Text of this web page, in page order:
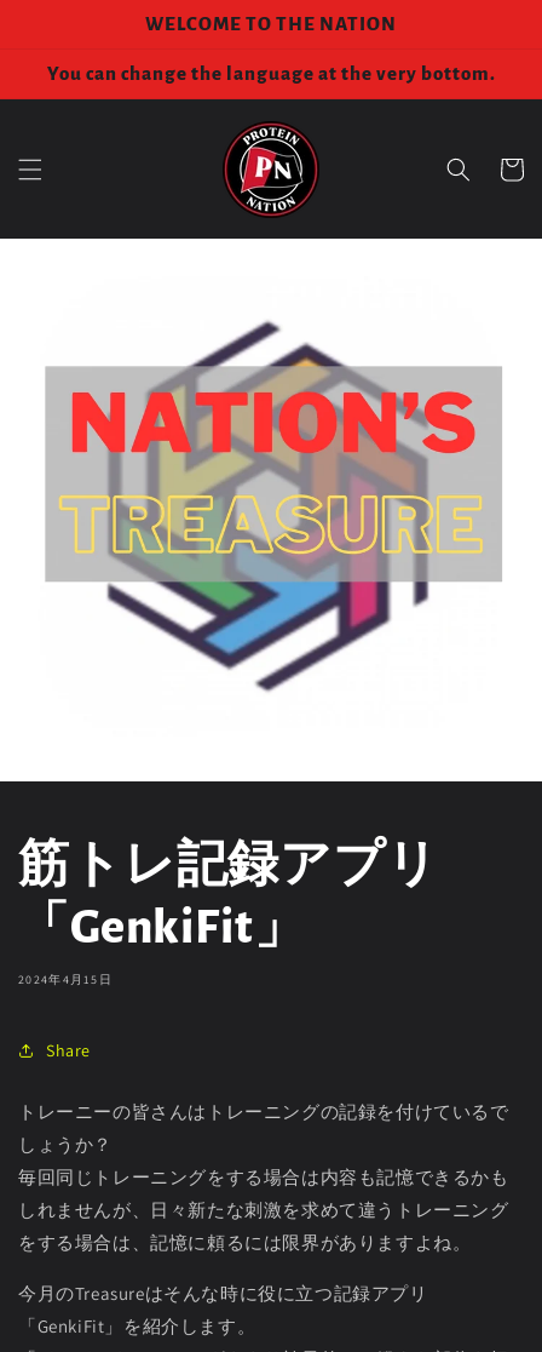
WELCOME TO THE NATION
You can change the language at the very bottom.
ー
筋トレ記録アプリ
「GenkiFit」
2024年4月15日
Share
トレーニーの皆さんはトレーニングの記録を付けているで
しょうか？
毎回同じトレーニングをする場合は内容も記憶できるかも
しれませんが、日々新たな刺激を求めて違うトレーニング
をする場合は、記憶に頼るには限界がありますよね。
今月のTreasureはそんな時に役に立つ記録アプリ
「GenkiFit」を紹介します。